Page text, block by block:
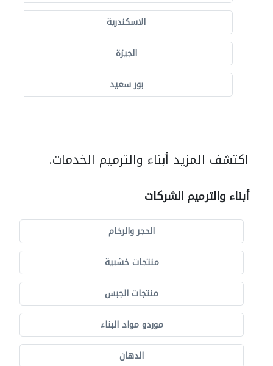
الاسكندرية
الجيزة
بور سعيد
اكتشف المزيد أبناء والترميم الخدمات.
أبناء والترميم الشركات
الحجر والرخام
منتجات خشبية
منتجات الجبس
موردو مواد البناء
الدهان